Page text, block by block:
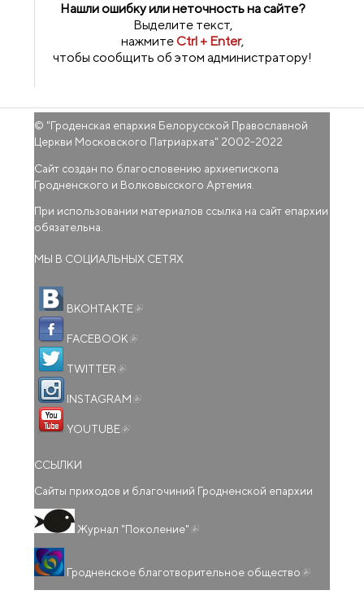
Нашли ошибку или неточность на сайте?
Выделите текст,
нажмитеCtrl + Enter,
чтобы сообщить об этом администратору!
© "Гроденская епархия Белорусской Православной
Церкви Московского Патриархата" 2002-2022
Сайт создан по благословению архиепископа
Гродненского и Волковысского Артемия.
При использовании материалов ссылка на сайт епархии
обязательна.
МЫ В СОЦИАЛЬНЫХ СЕТЯХ
ВКОНТАКТЕ
FACEBOOK
TWITTER
INSTAGRAM
YOUTUBE
ССЫЛКИ
Сайты приходов и благочиний Гродненской епархии
Журнал "Поколение"
Гродненское благотворительное общество ссылка)